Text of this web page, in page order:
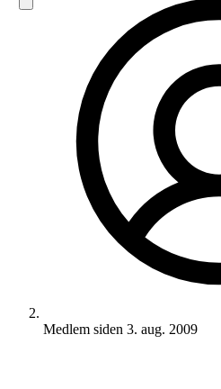
Medlem siden 3. aug. 2009